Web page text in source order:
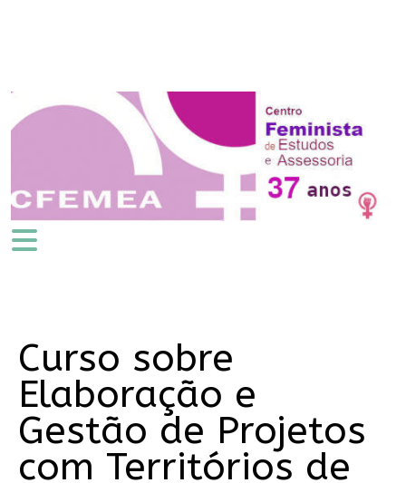
Curso sobre
Elaboração e
Gestão de Projetos
com Territórios de